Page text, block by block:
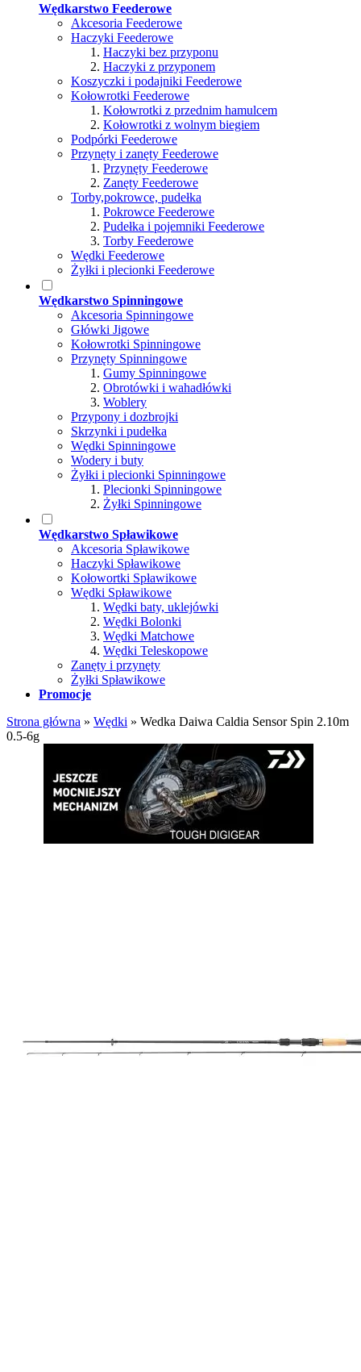
Wędkarstwo Feederowe
Akcesoria Feederowe
Haczyki Feederowe
Haczyki bez przyponu
Haczyki z przyponem
Koszyczki i podajniki Feederowe
Kołowrotki Feederowe
Kołowrotki z przednim hamulcem
Kołowrotki z wolnym biegiem
Podpórki Feederowe
Przynęty i zanęty Feederowe
Przynęty Feederowe
Zanęty Feederowe
Torby,pokrowce, pudełka
Pokrowce Feederowe
Pudełka i pojemniki Feederowe
Torby Feederowe
Wędki Feederowe
Żyłki i plecionki Feederowe
Wędkarstwo Spinningowe
Akcesoria Spinningowe
Główki Jigowe
Kołowrotki Spinningowe
Przynęty Spinningowe
Gumy Spinningowe
Obrotówki i wahadłówki
Woblery
Przypony i dozbrojki
Skrzynki i pudełka
Wędki Spinningowe
Wodery i buty
Żyłki i plecionki Spinningowe
Plecionki Spinningowe
Żyłki Spinningowe
Wędkarstwo Spławikowe
Akcesoria Spławikowe
Haczyki Spławikowe
Kołowortki Spławikowe
Wędki Spławikowe
Wędki baty, uklejówki
Wędki Bolonki
Wędki Matchowe
Wędki Teleskopowe
Zanęty i przynęty
Żyłki Spławikowe
Promocje
Strona główna » Wędki » Wedka Daiwa Caldia Sensor Spin 2.10m
0.5-6g